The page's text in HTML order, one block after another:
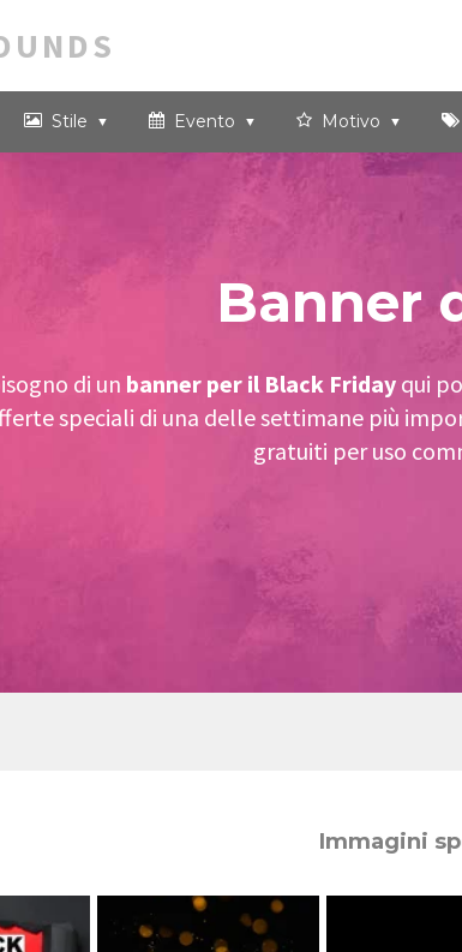
Stile Evento Motivo
Banner
di un banner per il Black Friday qui
speciali di una delle settimane più
gratuiti per uso
Immagini